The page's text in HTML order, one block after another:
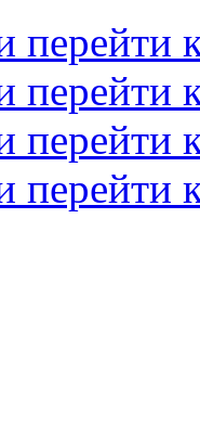
перейти
перейти
перейти
перейти